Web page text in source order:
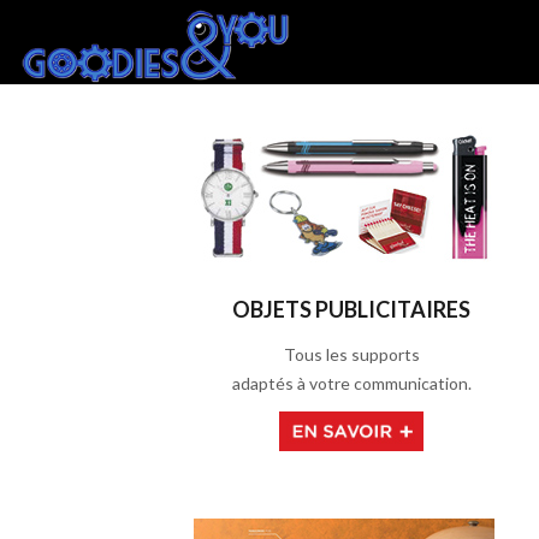
Depuis
OBJETS PUBLICITAIRES
Tous les supports
adaptés à votre communication.